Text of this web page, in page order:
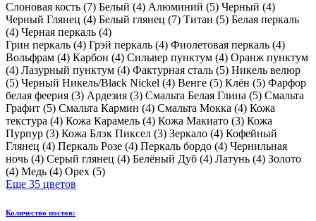
Слоновая кость (7) Белый (4) Алюминий (5) Черный (4)
Черный Глянец (4) Белый глянец (7) Титан (5) Белая перкаль
(4) Черная перкаль (4)
Грин перкаль (4) Грэй перкаль (4) Фиолетовая перкаль (4)
Вольфрам (4) Карбон (4) Сильвер пунктум (4) Оранж пунктум
(4) Лазурный пунктум (4) Фактурная сталь (5) Никель велюр
(5) Черный Никель/Black Nickel (4) Венге (5) Клён (5) Фарфор
белая феерия (3) Ардезия (3) Смальта Белая Глина (5) Смальта
Графит (5) Смальта Кармин (4) Смальта Мокка (4) Кожа
текстура (4) Кожа Карамель (4) Кожа Макиато (3) Кожа
Пурпур (3) Кожа Блэк Пиксел (3) Зеркало (4) Кофейный
Глянец (4) Перкаль Розе (4) Перкаль бордо (4) Чернильная
ночь (4) Серый глянец (4) Белёный Дуб (4) Латунь (4) Золото
(4) Медь (4) Орех (5)
Еще 35 цветов
Количество постов: